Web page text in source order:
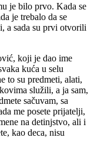
je bilo prvo. Kada se
je trebalo da se
a sada su prvi otvorili
koji je dao ime
kuća u selu
to su predmeti, alati,
služili, a ja sam,
sačuvam, sa
me posete prijatelji,
na detinjstvo, ali i
kao deca, nisu